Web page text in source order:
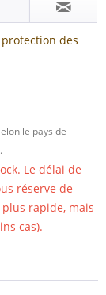
protection des
le pays de
Le délai de
réserve de
rapide, mais
cas).